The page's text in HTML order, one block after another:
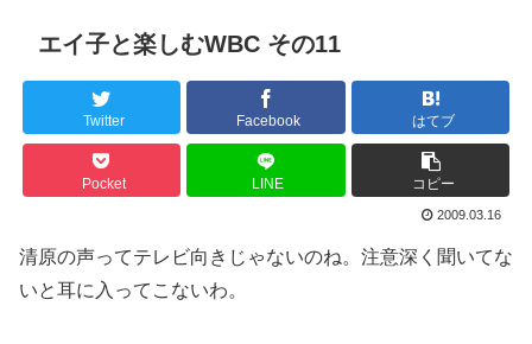
エイ子と楽しむWBC その11
Twitter Facebook はてブ
Pocket LINE コピー
2009.03.16
清原の声ってテレビ向きじゃないのね。注意深く聞いてな
いと耳に入ってこないわ。